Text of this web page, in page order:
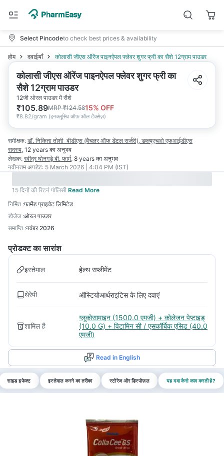
Select Pincodeto check best prices & availability
होम दवाईयाँ कोलासी जीएस ऑरेंज पाइनऐपल फ्लेवर शुगर फ्री का सैशे 12ग्राम पाउडर
कोलासी जीएस ऑरेंज पाइनऐपल फ्लेवर शुगर फ्री का
सैशे 12ग्राम पाउडर
12जी ओरल पाउडर में सैशे
₹105.89MRP₹124.5815% OFF
₹8.82/gram (इनक्लूसिव ऑफ़ ऑल टैक्सेज़)
समीक्षक: डॉ. निकिता तोशी बीडीएस (बैचलर ऑफ डेंटल सर्जरी), डब्ल्यूएचओ एफआईडीएस
सदस्य, 12 years का अनुभव
लेखक: रवींद्र घोनगड़े बी. फार्म, 8 years का अनुभव
नवीनतम अपडेट: 5 March 2026 | 4:04 PM (IST)
15 दिनों की रिटर्न पॉलिसी Read More
निर्मित :फार्मेड प्राइवेट लिमिटेड
डोजेज :ओरल पाउडर
समाप्ति :नवंबर 2026
प्रोडक्ट का सारांश
इस्तेमाल हेल्थ सप्लीमेंट
थेरेपी ऑस्टियोआर्थराइटिस के लिए दवाएं
शामिल है
ग्लूकोसामाइन (1500.0 एमजी) + कोलेजन पेप्टाइड्
(10.0 G) + विटामिन सी / एसकॉर्बिक एसिड (40.0
एमजी)
Read in English
साइड इफेक्ट इस्तेमाल करने का तरीका स्टोरेज और डिस्पोज़ल यह दवा कैसे काम करती है?